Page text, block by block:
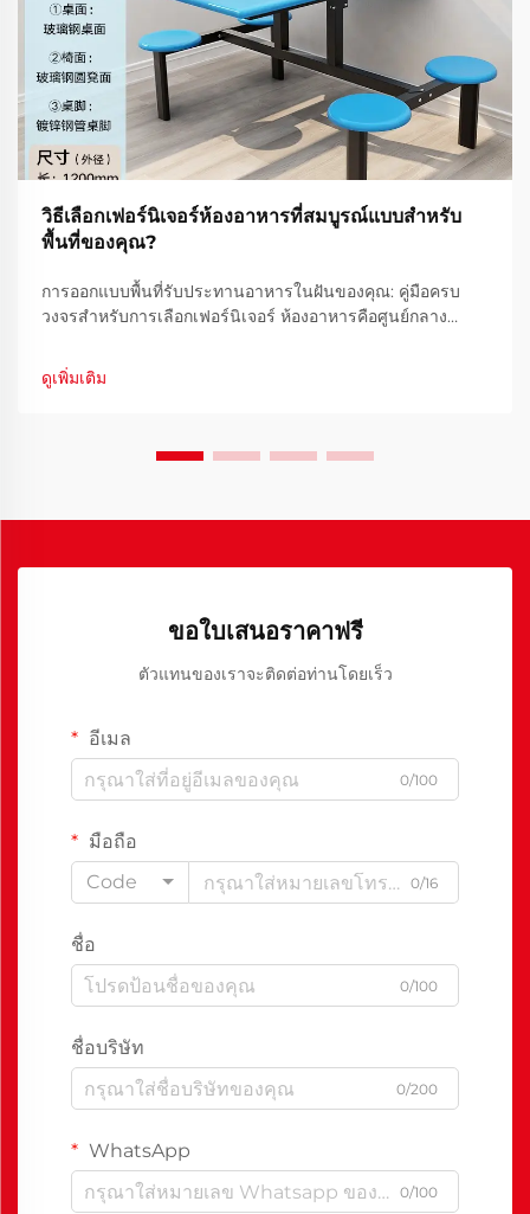
วิธีเลือกเฟอร์นิเจอร์ห้องอาหารที่สมบูรณ์แบบสำหรับ
พื้นที่ของคุณ?
การออกแบบพื้นที่รับประทานอาหารในฝันของคุณ: คู่มือครบ
วงจรสำหรับการเลือกเฟอร์นิเจอร์ ห้องอาหารคือศูนย์กลาง
จำดีๆ และบทสนทนาที่ไหลลื่นพร้อมกับมื้ออาหารแสนอร่อย การ
เลือกเฟอร์นิเจอร์ห้องอาหารที่เหมาะสม...
ดูเพิ่มเติม
ขอใบเสนอราคาฟรี
ตัวแทนของเราจะติดต่อท่านโดยเร็ว
อีเมล
0/100
มือถือ
Code
0/16
ชื่อ
0/100
ชื่อบริษัท
0/200
WhatsApp
0/100